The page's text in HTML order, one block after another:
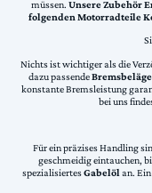
müssen. Unsere Zubehör
folgenden Motorradteile
Nichts ist wichtiger als die
dazu passendeBremsbeläge
konstante Bremsleistung
bei uns
Für ein präzises Handling
geschmeidig eintauchen,
spezialisiertesGabelölan.